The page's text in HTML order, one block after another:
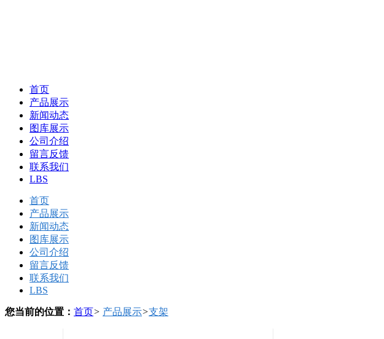
首页
产品展示
新闻动态
图库展示
公司介绍
留言反馈
联系我们
LBS
首页
产品展示
新闻动态
图库展示
公司介绍
留言反馈
联系我们
LBS
您当前的位置： 首页> 产品展示>支架